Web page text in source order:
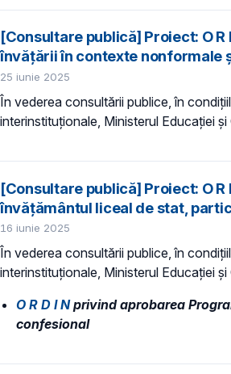
[Consultare publică] Proiect: O
învăţării în contexte nonformale
25 iunie 2025
În vederea consultării publice, în
interinstituționale, Ministerul Educaţiei
[Consultare publică] Proiect: O
învățământul liceal de stat,
16 iunie 2025
În vederea consultării publice, în
interinstituționale, Ministerul Educaţiei
O R D I Nprivind aprobarea
confesional